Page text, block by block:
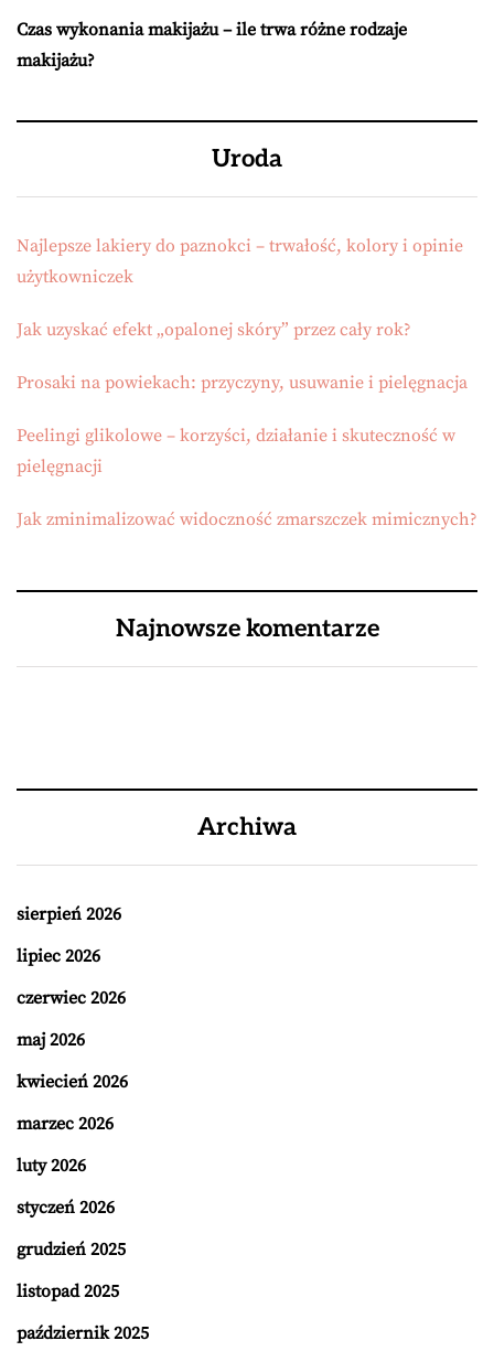
Czas wykonania makijażu – ile trwa różne rodzaje
makijażu?
Uroda
Najlepsze lakiery do paznokci – trwałość, kolory i opinie
użytkowniczek
Jak uzyskać efekt „opalonej skóry” przez cały rok?
Prosaki na powiekach: przyczyny, usuwanie i pielęgnacja
Peelingi glikolowe – korzyści, działanie i skuteczność w
pielęgnacji
Jak zminimalizować widoczność zmarszczek mimicznych?
Najnowsze komentarze
Archiwa
sierpień 2026
lipiec 2026
czerwiec 2026
maj 2026
kwiecień 2026
marzec 2026
luty 2026
styczeń 2026
grudzień 2025
listopad 2025
październik 2025